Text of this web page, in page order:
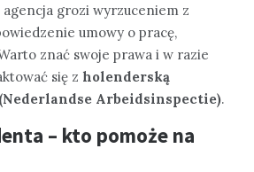
grozi wyrzuceniem z
umowy o pracę,
znać swoje prawa i w razie
się z holenderską
Arbeidsinspectie).
– kto pomoże na